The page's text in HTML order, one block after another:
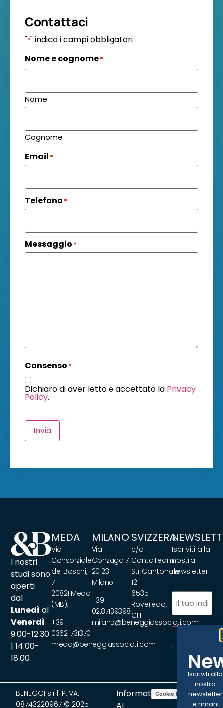
Contattaci
"*" indica i campi obbligatori
Nome e cognome*
Nome
Cognome
Email *
Telefono *
Messaggio *
Consenso *
Dichiaro di aver letto e accettato la Privacy
Policy.
Invia
I nostri
studi sono
aperti
dal
Lunedì al
Venerdì
9.00-12.30
| 14.00-
18.00
MEDA
Via
Consorziale
dei Boschi,
7
20821 Meda
(MB).
+39
0362.1731370
meda@beneggiassociati.com
MILANO
Via
Gonzaga 7
20123
Milano
+39
02.87189398
milano@beneggiassociati.com
SVIZZERA
c/o
ContaTeam
Str.Cantonale
12
6535
Roveredo,
CH
Iscriviti alla
nostra
newsletter.
Email
BENEGGI s.r.l. P.IVA:
08743220967 © 2025
Informativa
AI
Cookie PolicyPrivacy Policy
Iscriviti alla
nostra
newsletter
e rimani